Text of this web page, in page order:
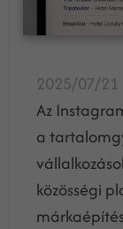
2025/07/21
Az
a
közösségi